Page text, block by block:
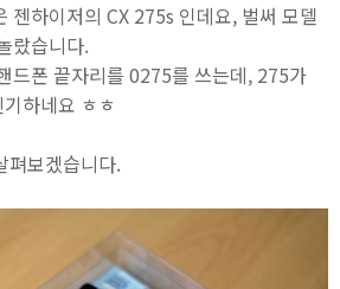
젠하이저의 CX 275s 인데요, 벌써 모델
랐습니다.
드폰 끝자리를 0275를 쓰는데, 275가
하네요 ㅎㅎ
펴보겠습니다.